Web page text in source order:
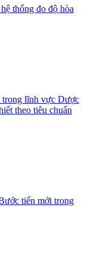
thống đo độ hòa
lĩnh vực Dược
theo tiêu chuẩn
tiến mới trong